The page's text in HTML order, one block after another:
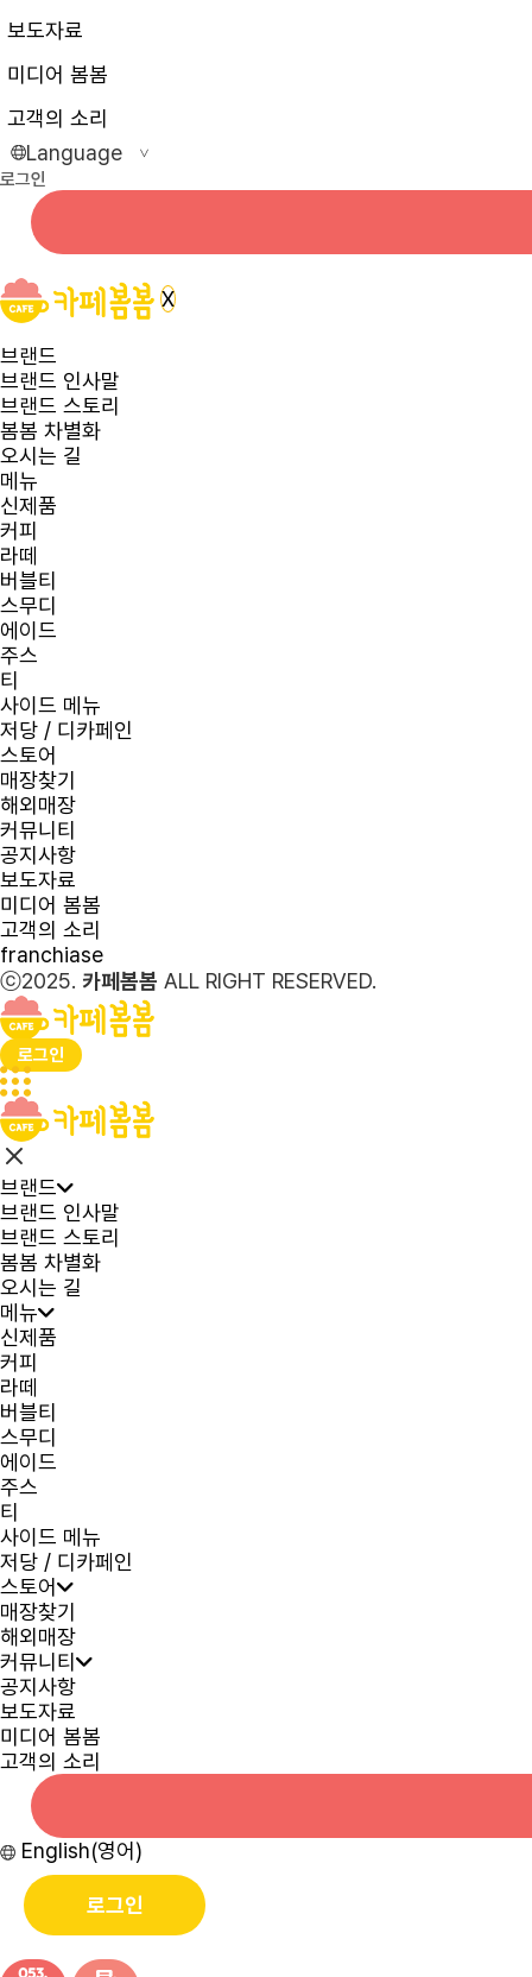
보도자료
미디어 봄봄
고객의 소리
Language
>
로그인
X
브랜드
브랜드 인사말
브랜드 스토리
봄봄 차별화
오시는 길
메뉴
신제품
커피
라떼
버블티
스무디
에이드
주스
티
사이드 메뉴
저당 / 디카페인
스토어
매장찾기
해외매장
커뮤니티
공지사항
보도자료
미디어 봄봄
고객의 소리
franchiase
ⓒ2025. 카페봄봄 ALL RIGHT RESERVED.
로그인
브랜드
브랜드 인사말
브랜드 스토리
봄봄 차별화
오시는 길
메뉴
신제품
커피
라떼
버블티
스무디
에이드
주스
티
사이드 메뉴
저당 / 디카페인
스토어
매장찾기
해외매장
커뮤니티
공지사항
보도자료
미디어 봄봄
고객의 소리
English(영어)
로그인